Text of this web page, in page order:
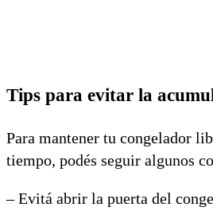
Tips para evitar la
Para mantener tu congelador
tiempo, podés seguir algunos
– Evitá abrir la puerta del